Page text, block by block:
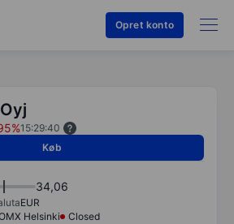
Opret konto
15:29:40
Køb
34,06
EUR
Helsinki
Closed